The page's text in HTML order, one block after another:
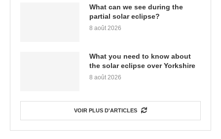
What can we see during the
partial solar eclipse?
8 août 2026
What you need to know about
the solar eclipse over Yorkshire
8 août 2026
VOIR PLUS D'ARTICLES